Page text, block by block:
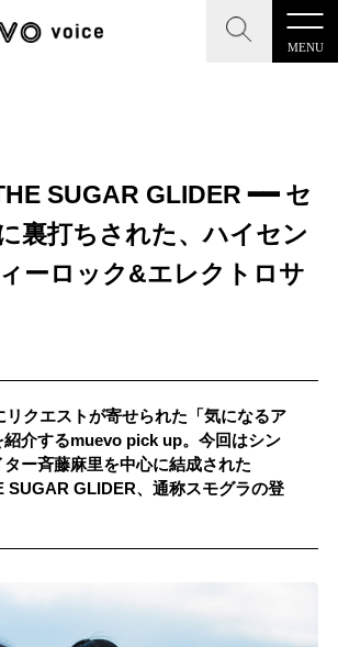
MENU
CLOSE
#男性シンガーグループ #R&B/ソウル
CLOSE
する”音楽特化メディア
覧
SUGAR GLIDER ━━ セ
裏打ちされた、ハイセン
ーロック&エレクトロサ
リクエストが寄せられた「気になるア
紹介するmuevo pick up。今回はシン
ー斉藤麻里を中心に結成された
SUGAR GLIDER、通称スモグラの登